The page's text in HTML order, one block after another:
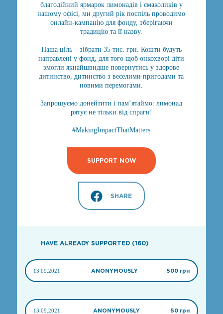
благодійний ярмарок лимонадів і смаколиків у
нашому офісі, ми другий рік поспіль проводимо
онлайн-кампанію для фонду, зберігаючи
традицію та її назву.
Наша ціль – зібрати 35 тис. грн. Кошти будуть
направлені у фонд, для того щоб онкохворі діти
змогли якнайшвидше повернутись у здорове
дитинство, дитинство з веселими пригодами та
новими перемогами.
Запрошуємо донейтити і пам’ятаймо: лимонад
рятує не тільки від спраги!
#MakingImpactThatMatters
SUPPORT NOW
SHARE
HAVE ALREADY SUPPORTED (160)
13.09.2021 ANONYMOUSLY 500 грн
13.09.2021 ANONYMOUSLY 50 грн